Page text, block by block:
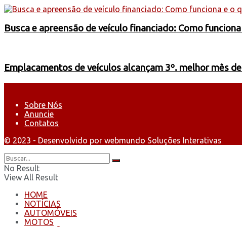
Busca e apreensão de veículo financiado: Como
Emplacamentos de veículos alcançam 3º. melhor mês
Sobre Nós
Anuncie
Contatos
© 2023 - Desenvolvido por webmundo Soluções Interativas
No Result
View All Result
HOME
NOTÍCIAS
AUTOMÓVEIS
MOTOS